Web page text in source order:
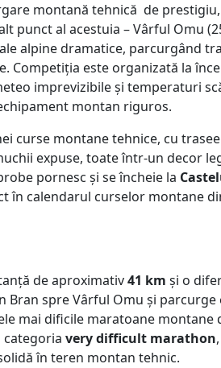
montană tehnică de
punct al acestuia – Vârful Omu
alpine dramatice, parcurgând
Competiția este organizată la
imprevizibile și temperaturi
montan riguros.
curse montane tehnice, cu
expuse, toate într-un decor
pornesc și se încheie la
în calendarul curselor montane
de aproximativ41 km și o
Bran spre Vârful Omu și parcurge
mai dificile maratoane montane
categoria very difficult marathon
în teren montan tehnic.